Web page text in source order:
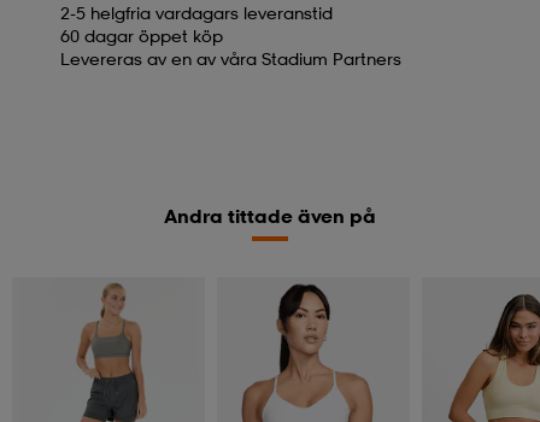
2-5 helgfria vardagars leveranstid
60 dagar öppet köp
Levereras av en av våra Stadium Partners
Andra tittade även på